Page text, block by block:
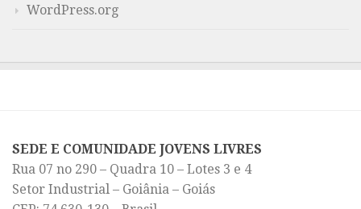
WordPress.org
SEDE E COMUNIDADE JOVENS LIVRES
Rua 07 no 290 – Quadra 10 – Lotes 3 e 4
Setor Industrial – Goiânia – Goiás